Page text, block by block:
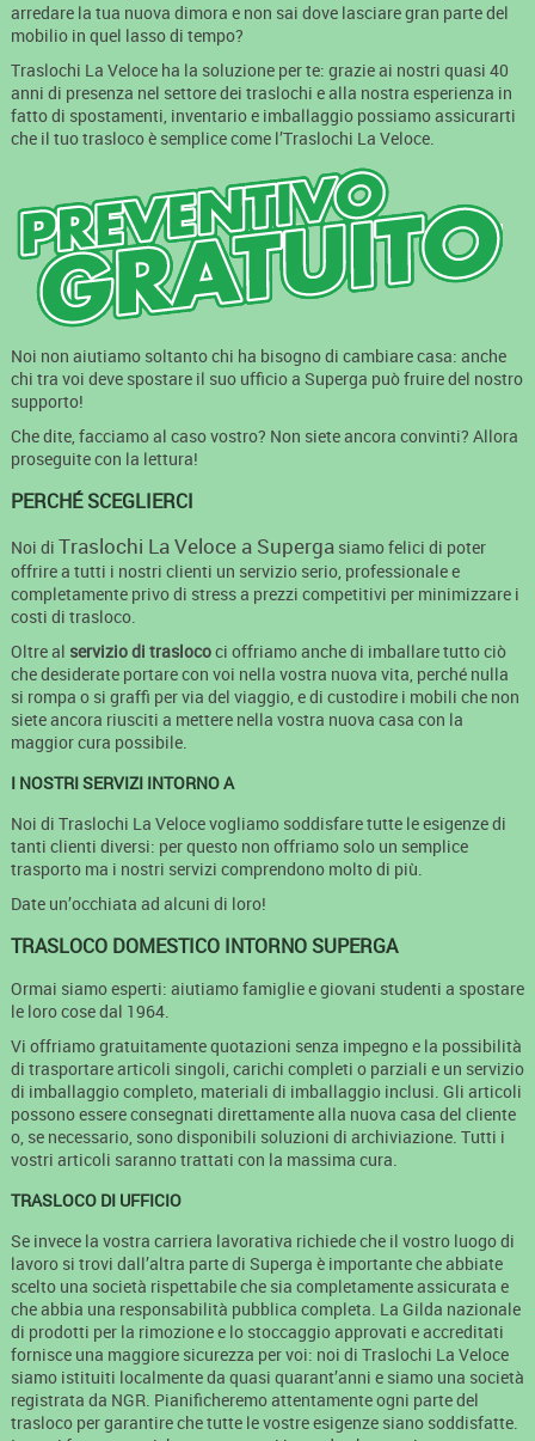
arredare la tua nuova dimora e non sai dove lasciare gran parte del
mobilio in quel lasso di tempo?
Traslochi La Veloce ha la soluzione per te: grazie ai nostri quasi 40
anni di presenza nel settore dei traslochi e alla nostra esperienza in
fatto di spostamenti, inventario e imballaggio possiamo assicurarti
che il tuo trasloco è semplice come l’Traslochi La Veloce.
Noi non aiutiamo soltanto chi ha bisogno di cambiare casa: anche
chi tra voi deve spostare il suo ufficio a Superga può fruire del nostro
supporto!
Che dite, facciamo al caso vostro? Non siete ancora convinti? Allora
proseguite con la lettura!
PERCHÉ SCEGLIERCI
Noi di Traslochi La Veloce a Supergasiamo felici di poter
offrire a tutti i nostri clienti un servizio serio, professionale e
completamente privo di stress a prezzi competitivi per minimizzare i
costi di trasloco.
Oltre al servizio di traslococi offriamo anche di imballare tutto ciò
che desiderate portare con voi nella vostra nuova vita, perché nulla
si rompa o si graffi per via del viaggio, e di custodire i mobili che non
siete ancora riusciti a mettere nella vostra nuova casa con la
maggior cura possibile.
I NOSTRI SERVIZI INTORNO A
Noi di Traslochi La Veloce vogliamo soddisfare tutte le esigenze di
tanti clienti diversi: per questo non offriamo solo un semplice
trasporto ma i nostri servizi comprendono molto di più.
Date un’occhiata ad alcuni di loro!
TRASLOCO DOMESTICO INTORNO SUPERGA
Ormai siamo esperti: aiutiamo famiglie e giovani studenti a spostare
le loro cose dal 1964.
Vi offriamo gratuitamente quotazioni senza impegno e la possibilità
di trasportare articoli singoli, carichi completi o parziali e un servizio
di imballaggio completo, materiali di imballaggio inclusi. Gli articoli
possono essere consegnati direttamente alla nuova casa del cliente
o, se necessario, sono disponibili soluzioni di archiviazione. Tutti i
vostri articoli saranno trattati con la massima cura.
TRASLOCO DI UFFICIO
Se invece la vostra carriera lavorativa richiede che il vostro luogo di
lavoro si trovi dall’altra parte di Superga è importante che abbiate
scelto una società rispettabile che sia completamente assicurata e
che abbia una responsabilità pubblica completa. La Gilda nazionale
di prodotti per la rimozione e lo stoccaggio approvati e accreditati
fornisce una maggiore sicurezza per voi: noi di Traslochi La Veloce
siamo istituiti localmente da quasi quarant’anni e siamo una società
registrata da NGR. Pianificheremo attentamente ogni parte del
trasloco per garantire che tutte le vostre esigenze siano soddisfatte.